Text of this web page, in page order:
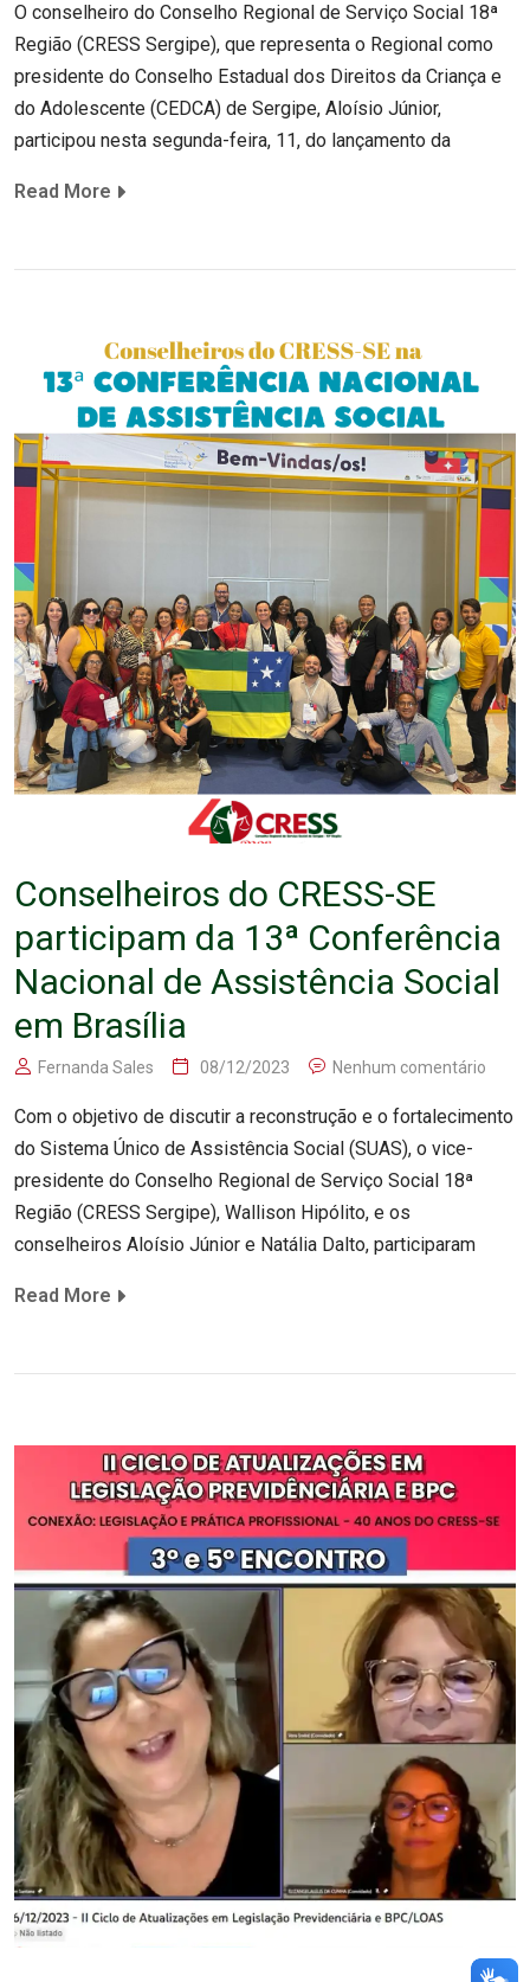
O conselheiro do Conselho Regional de Serviço Social 18ª
Região (CRESS Sergipe), que representa o Regional como
presidente do Conselho Estadual dos Direitos da Criança e
do Adolescente (CEDCA) de Sergipe, Aloísio Júnior,
participou nesta segunda-feira, 11, do lançamento da
Read More
Conselheiros do CRESS-SE
participam da 13ª Conferência
Nacional de Assistência Social
em Brasília
Fernanda Sales 08/12/2023 Nenhum comentário
Com o objetivo de discutir a reconstrução e o fortalecimento
do Sistema Único de Assistência Social (SUAS), o vice-
presidente do Conselho Regional de Serviço Social 18ª
Região (CRESS Sergipe), Wallison Hipólito, e os
conselheiros Aloísio Júnior e Natália Dalto, participaram
Read More